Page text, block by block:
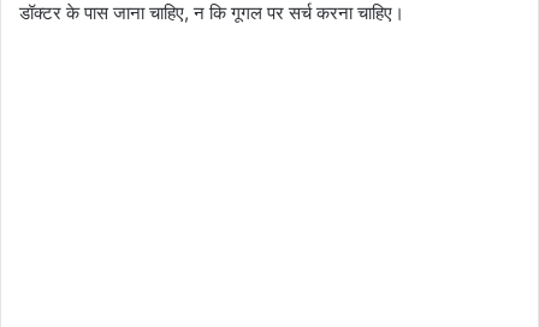
डॉक्टर के पास जाना चाहिए, न कि गूगल पर सर्च करना चाहिए।